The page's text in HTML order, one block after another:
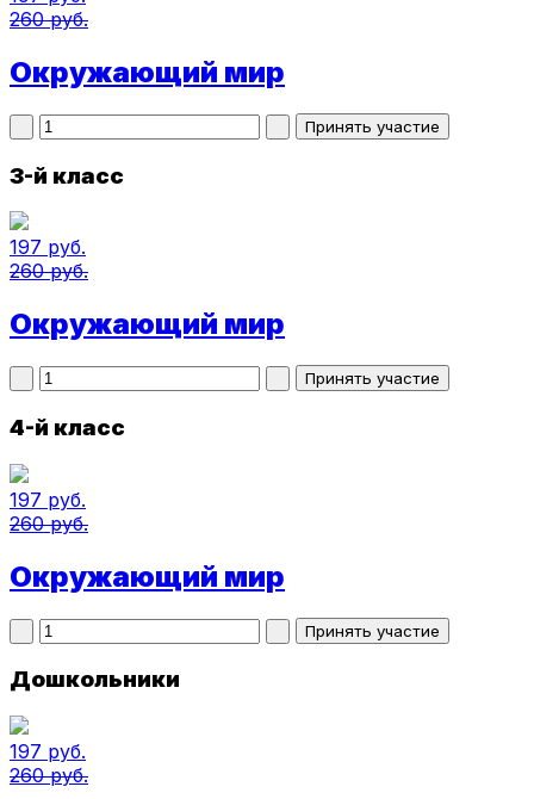
260 руб.
Окружающий мир
3-й класс
197 руб.
260 руб.
Окружающий мир
4-й класс
197 руб.
260 руб.
Окружающий мир
Дошкольники
197 руб.
260 руб.